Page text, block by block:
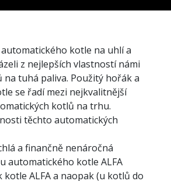
kotle na uhlí a
z nejlepších vlastností námi
tuhá paliva. Použitý hořák a
se řadí mezi nejkvalitnější
kotlů na trhu.
těchto automatických
a finančně nenáročná
automatického kotle ALFA
kotle ALFA a naopak (u kotlů do